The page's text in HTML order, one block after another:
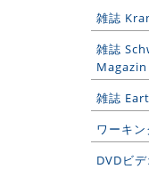
雑誌
雑誌
Magazin
雑誌
ワーキ
DVDビデ